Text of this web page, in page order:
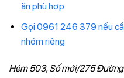
ăn phù hợp
Gọi 0961 246 379 nếu
nhóm riêng
Hẻm 503, Số mới/275